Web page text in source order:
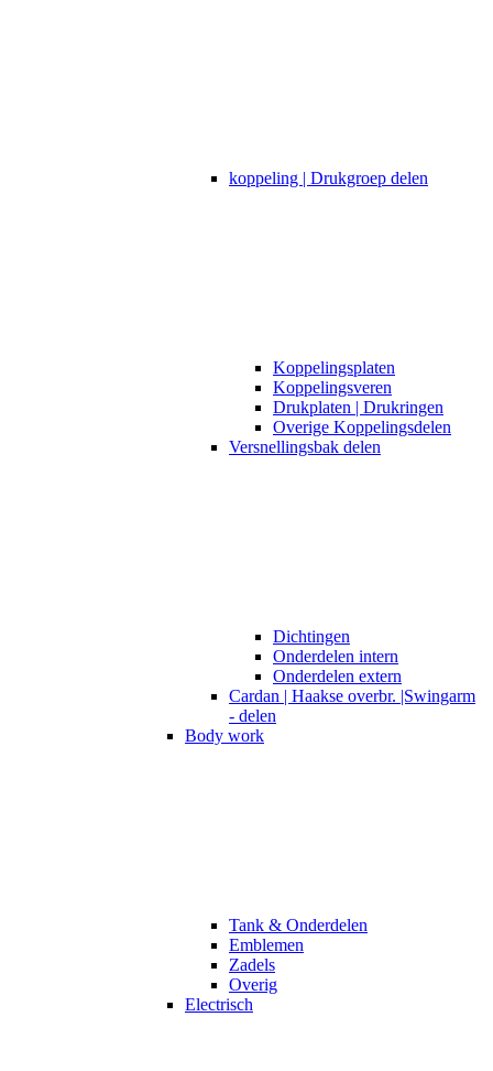
koppeling | Drukgroep delen
Koppelingsplaten
Koppelingsveren
Drukplaten | Drukringen
Overige Koppelingsdelen
Versnellingsbak delen
Dichtingen
Onderdelen intern
Onderdelen extern
Cardan | Haakse overbr. |Swingarm
- delen
Body work
Tank & Onderdelen
Emblemen
Zadels
Overig
Electrisch